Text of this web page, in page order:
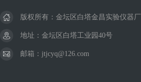
版权所有：金坛区白塔金昌实验仪器厂
地址：金坛区白塔工业园40号
邮箱：jtjcyq@126.com